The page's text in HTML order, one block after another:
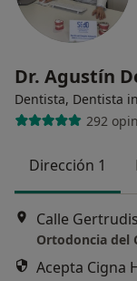
Dr. Agustín
Dentista, Dentista
292
Dirección 1
Ortodoncia del
Acepta Cigna